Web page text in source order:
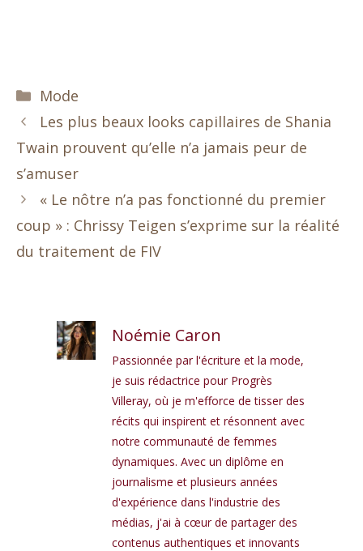
Catégories
Mode
Les plus beaux looks capillaires de Shania
Twain prouvent qu’elle n’a jamais peur de
s’amuser
« Le nôtre n’a pas fonctionné du premier
coup » : Chrissy Teigen s’exprime sur la réalité
du traitement de FIV
Noémie Caron
Passionnée par l'écriture et la mode,
je suis rédactrice pour Progrès
Villeray, où je m'efforce de tisser des
récits qui inspirent et résonnent avec
notre communauté de femmes
dynamiques. Avec un diplôme en
journalisme et plusieurs années
d'expérience dans l'industrie des
médias, j'ai à cœur de partager des
contenus authentiques et innovants